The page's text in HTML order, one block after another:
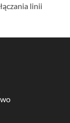
linii